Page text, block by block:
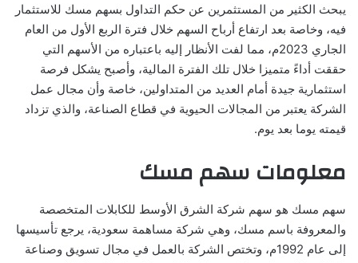
يبحث الكثير من المستثمرين عن حكم التداول بسهم مسك للاستثمار
فيه، وخاصة بعد ارتفاع أرباح السهم خلال فترة الربع الأول من العام
الجاري 2023م، مما لفت الأنظار إليه باعتباره من الأسهم التي
حققت أداءً متميزا خلال تلك الفترة المالية، وأصبح يشكل فرصة
استثمارية جيدة أمام العديد من المتداولين، خاصة وأن مجال عمل
الشركة يعتبر من المجالات الحيوية في قطاع الصناعة، والذي تزداد
قيمته يوما بعد يوم.
معلومات سهم مسك
سهم مسك هو سهم شركة الشرق الأوسط للكابلات المتخصصة
والمعروفة باسم مسك، وهي شركة مساهمة سعودية، يرجع تأسيسها
إلى عام 1992م، وتختص الشركة بالعمل في مجال تسويق وصناعة